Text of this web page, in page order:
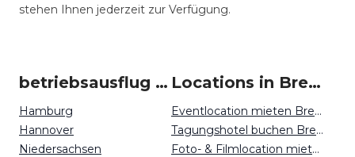
stehen Ihnen jederzeit zur Verfügung.
betriebsausflug um Bremen
Hamburg
Hannover
Niedersachsen
Locations in Bremen mieten
Eventlocation mieten Bremen
Tagungshotel buchen Bremen
Foto- & Filmlocation mieten Bremen